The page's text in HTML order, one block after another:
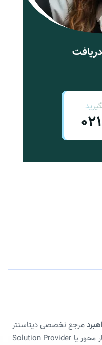
مرجع تخصصی دیتاسنتر
و رایانش ابری، به عنوان یک شرکت راهکار محور یا Solution Provider